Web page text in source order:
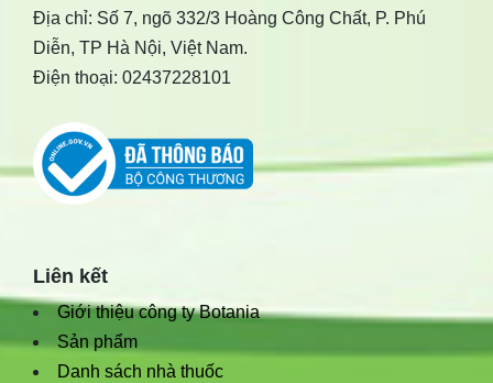
Địa chỉ: Số 7, ngõ 332/3 Hoàng Công Chất, P. Phú
Diễn, TP Hà Nội, Việt Nam.
Điện thoại: 02437228101
Liên kết
Giới thiệu công ty Botania
Sản phẩm
Danh sách nhà thuốc